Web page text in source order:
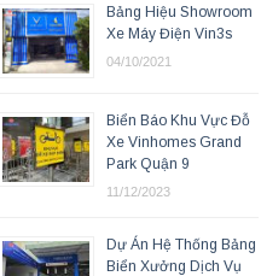
Bảng Hiệu Showroom
Xe Máy Điện Vin3s
04/10/2021
Biển Báo Khu Vực Đỗ
Xe Vinhomes Grand
Park Quận 9
11/12/2023
Dự Án Hệ Thống Bảng
Biển Xưởng Dịch Vụ